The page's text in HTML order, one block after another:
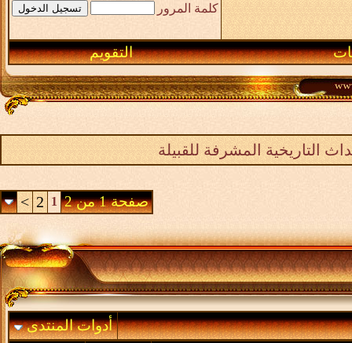
كلمة المرور
التقويم
التاريخية المشرفة للقبيلة
صفحة 1 من 2 1
2
>
أدوات المنتدى